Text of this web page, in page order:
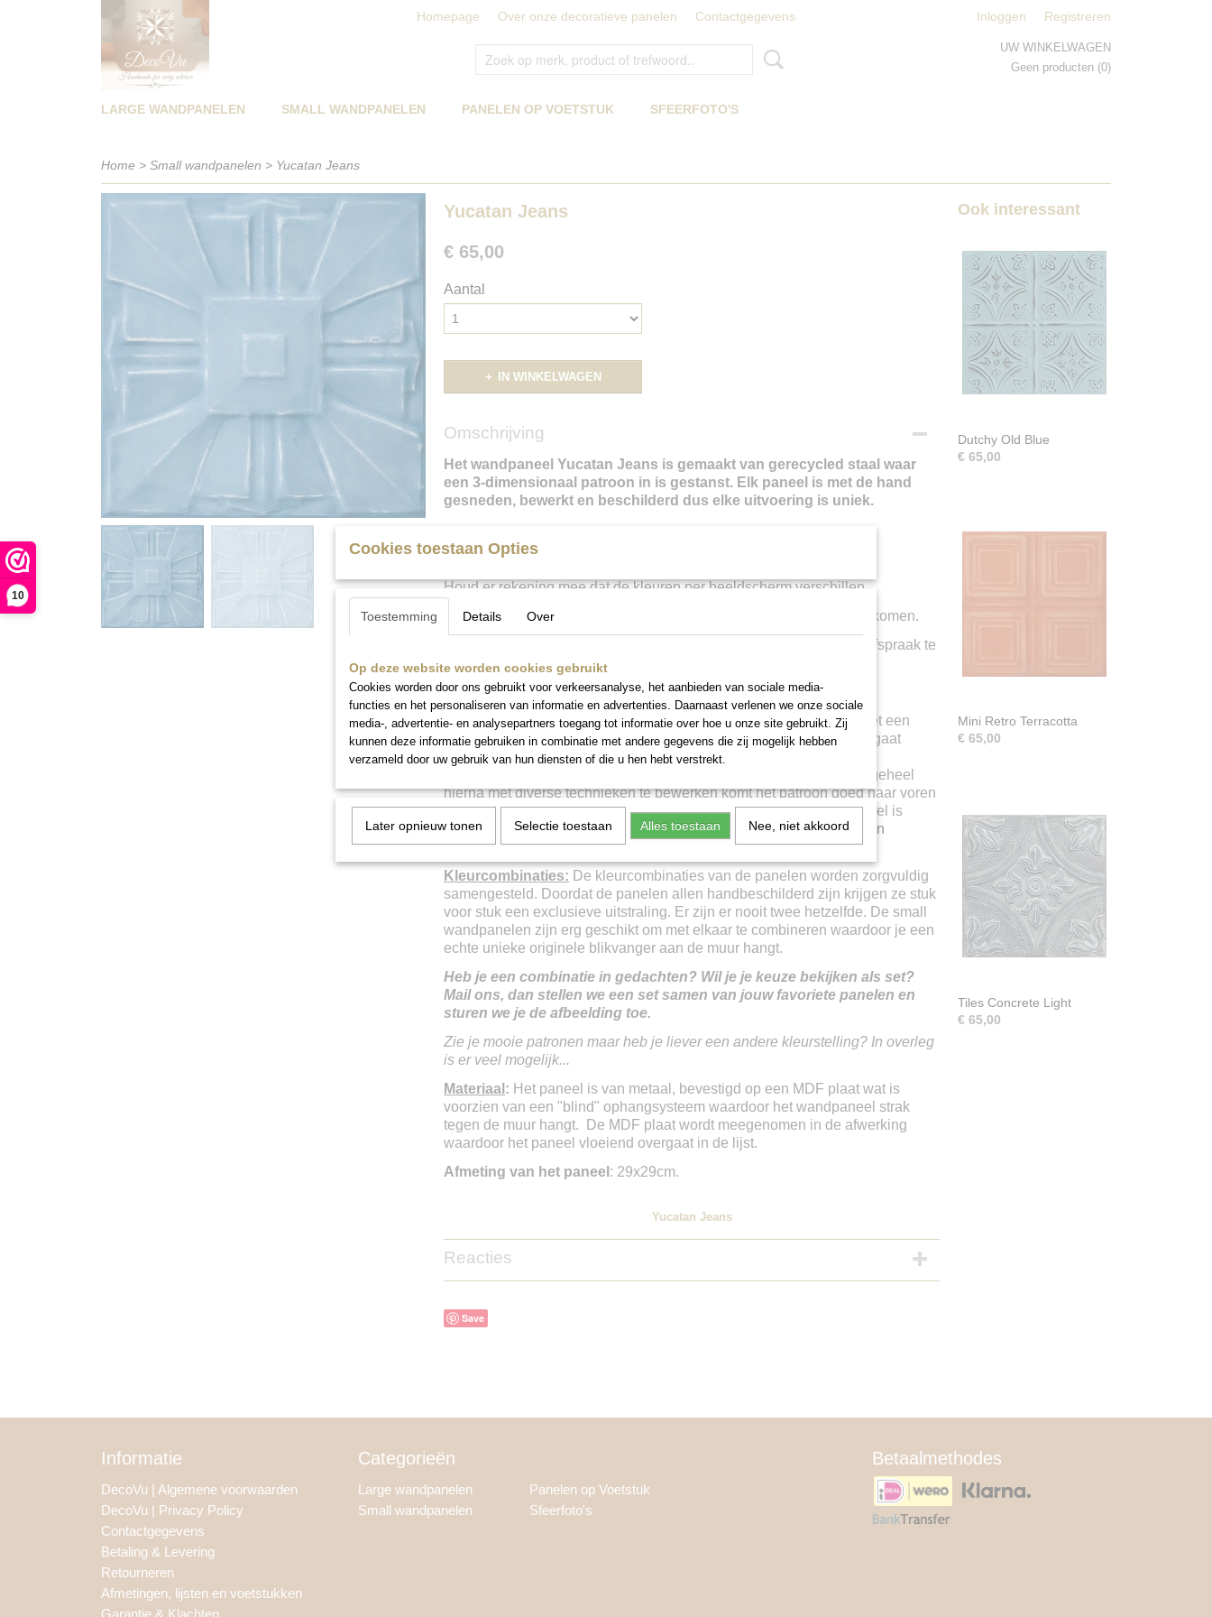
10
Homepage Over onze decoratieve panelen Contactgegevens Inloggen Registreren
UW WINKELWAGEN
Geen producten (0)
LARGE WANDPANELEN SMALL WANDPANELEN PANELEN OP VOETSTUK SFEERFOTO'S
Home > Small wandpanelen > Yucatan Jeans
Yucatan Jeans
€ 65,00
Aantal
IN WINKELWAGEN
Omschrijving
Het wandpaneel Yucatan Jeans is gemaakt van gerecycled staal waar
een 3-dimensionaal patroon in is gestanst. Elk paneel is met de hand
gesneden, bewerkt en beschilderd dus elke uitvoering is uniek.
Kleur: Jeans (middenblauw).
Houd er rekening mee dat de kleuren per beeldscherm verschillen.
Liever een set in het “echt” samenstellen? U kunt
langskomen.
Neem even contact met ons op voor meer informatie en/of om een afspraak te
maken.
Bewerking en beschildering:Het metalen paneel is behandeld met een
roestwerende primer waardoor de verf mooi blijft en het paneel niet gaat
roesten. Vervolgens worden er diverse lagen verf aangebracht in
verschillende tinten. Alle soorten verf zijn watergedragen. Door het geheel
hierna met diverse technieken te bewerken komt het patroon goed naar voren
en ontstaat er een robuust maar ook sierlijk wandpaneel. Ieder paneel is
handgemaakt waardoor elk exemplaar uniek is. U haalt dus altijd een
originele blikvanger in huis.
Kleurcombinaties: De kleurcombinaties van de panelen worden zorgvuldig
samengesteld. Doordat de panelen allen handbeschilderd zijn krijgen ze stuk
voor stuk een exclusieve uitstraling. Er zijn er nooit twee hetzelfde. De small
wandpanelen zijn erg geschikt om met elkaar te combineren waardoor je een
echte unieke originele blikvanger aan de muur hangt.
Heb je een combinatie in gedachten? Wil je je keuze bekijken als set?
Mail ons, dan stellen we een set samen van jouw favoriete panelen en
sturen we je de afbeelding toe.
Zie je mooie patronen maar heb je liever een andere kleurstelling? In overleg
is er veel mogelijk...
Materiaal : Het paneel is van metaal, bevestigd op een MDF plaat wat is
voorzien van een "blind" ophangsysteem waardoor het wandpaneel strak
tegen de muur hangt. De MDF plaat wordt meegenomen in de afwerking
waardoor het paneel vloeiend overgaat in de lijst.
Afmeting van het paneel : 29x29cm.
Yucatan Jeans
Reacties
Save
Ook interessant
Dutchy Old Blue
€ 65,00
Mini Retro Terracotta
€ 65,00
Tiles Concrete Light
€ 65,00
Informatie
DecoVu | Algemene voorwaarden
DecoVu | Privacy Policy
Contactgegevens
Betaling & Levering
Retourneren
Afmetingen, lijsten en voetstukken
Garantie & Klachten
Categorieën
Large wandpanelen
Small wandpanelen
Panelen op Voetstuk
Sfeerfoto's
Betaalmethodes
Cookies toestaan Opties
Toestemming Details Over
Op deze website worden cookies gebruikt
Cookies worden door ons gebruikt voor verkeersanalyse, het aanbieden van sociale media-
functies en het personaliseren van informatie en advertenties. Daarnaast verlenen we onze sociale
media-, advertentie- en analysepartners toegang tot informatie over hoe u onze site gebruikt. Zij
kunnen deze informatie gebruiken in combinatie met andere gegevens die zij mogelijk hebben
verzameld door uw gebruik van hun diensten of die u hen hebt verstrekt.
Later opnieuw tonen Selectie toestaan Alles toestaan Nee, niet akkoord